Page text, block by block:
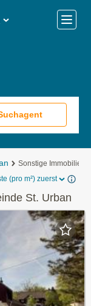
Menü
Sonstige Immobilien
(pro m²) zuerst
St. Urban